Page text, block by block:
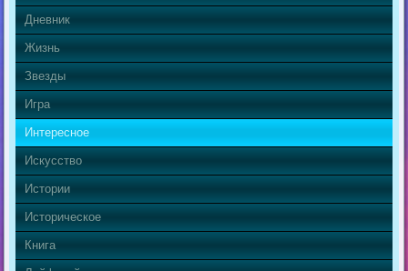
Дневник
Жизнь
Звезды
Игра
Интересное
Искусство
Истории
Историческое
Книга